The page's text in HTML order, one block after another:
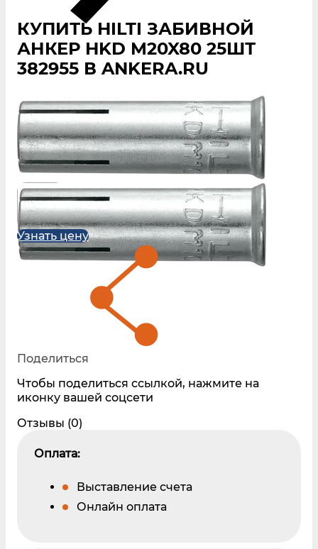
КУПИТЬ HILTI ЗАБИВНОЙ
АНКЕР HKD M20X80 25ШТ
382955 В ANKERA.RU
Узнать цену
Поделиться
Чтобы поделиться ссылкой, нажмите на
иконку вашей соцсети
Отзывы (0)
Оплата:
Выставление счета
Онлайн оплата